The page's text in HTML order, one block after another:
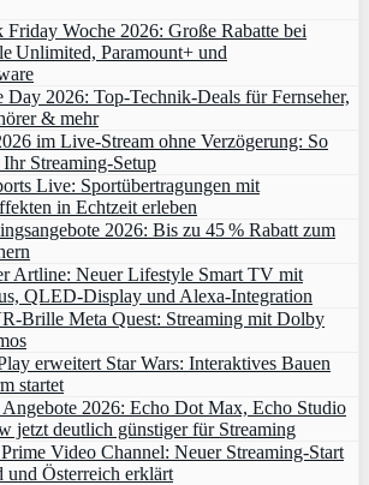
Woche 2026: Große Rabatte bei
Unlimited, Paramount+ und
Day 2026: Top-Technik-Deals für Fernseher,
& mehr
im Live-Stream ohne Verzögerung: So
Streaming-Setup
Live: Sportübertragungen mit
in Echtzeit erleben
2026: Bis zu 45 % Rabatt zum
Artline: Neuer Lifestyle Smart TV mit
QLED‑Display und Alexa‑Integration
Brille Meta Quest: Streaming mit Dolby
erweitert Star Wars: Interaktives Bauen
startet
2026: Echo Dot Max, Echo Studio
jetzt deutlich günstiger für Streaming
Video Channel: Neuer Streaming‑Start
und Österreich erklärt